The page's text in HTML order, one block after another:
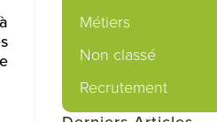
Métiers
Non classé
Recrutement